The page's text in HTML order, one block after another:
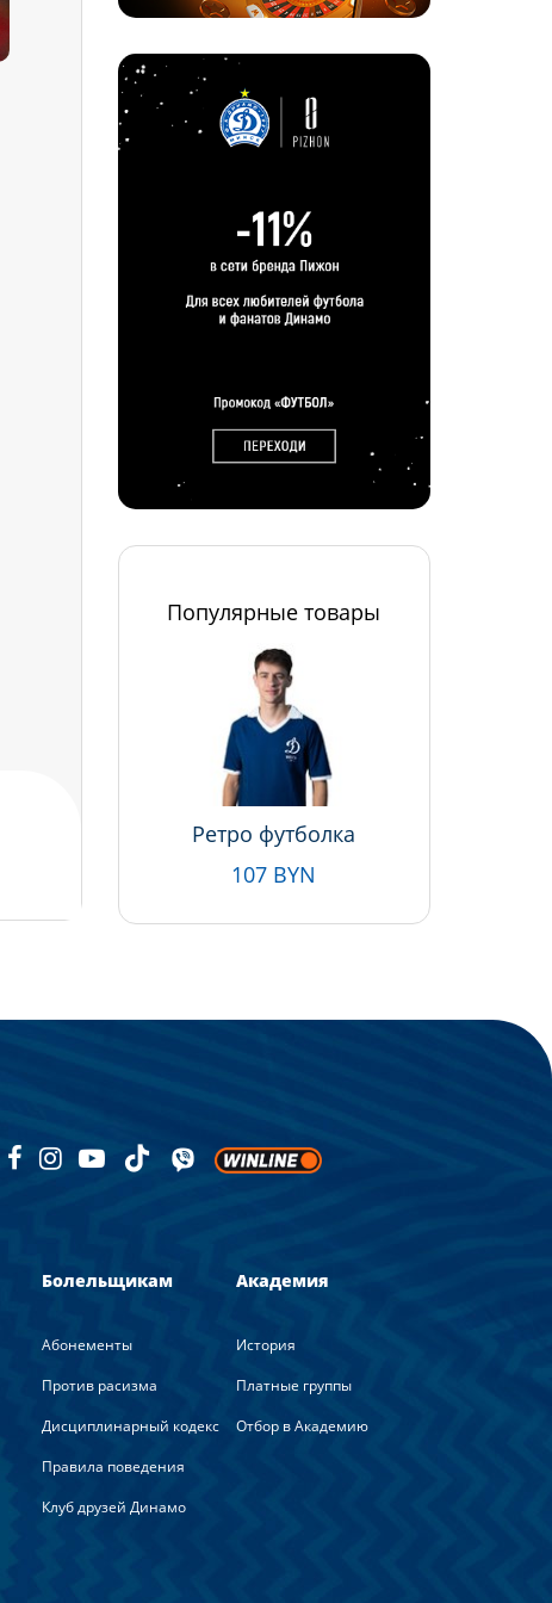
Популярные товары
Ретро футболка
107 BYN
Болельщикам
Абонементы
Против расизма
Дисциплинарный кодекс
Правила поведения
Клуб друзей Динамо
Академия
История
Платные группы
Отбор в Академию